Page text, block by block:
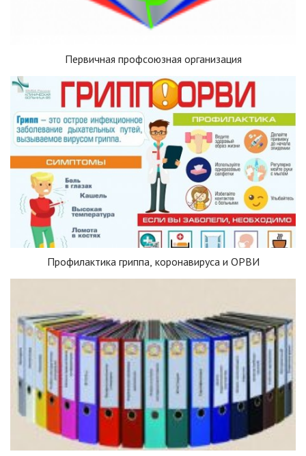
Первичная профсоюзная организация
Профилактика гриппа, коронавируса и ОРВИ